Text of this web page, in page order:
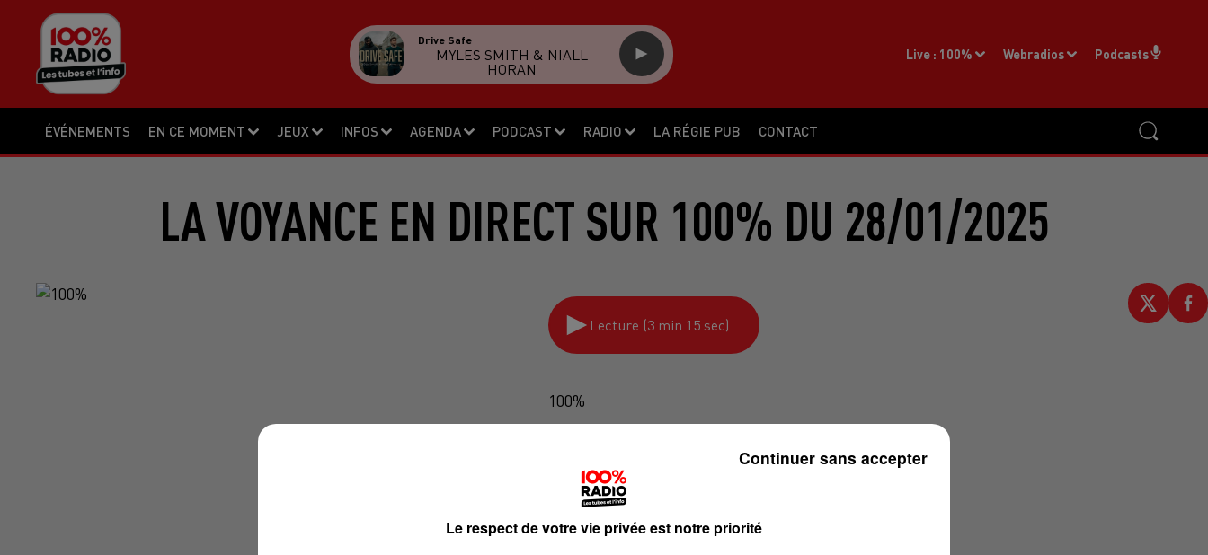
ÉVÉNEMENTS EN CE MOMENT JEUX INFOS AGENDA PODCAST RADIO LA RÉGIE PUB CONTACT
Live : 100% Webradios Podcasts
Drive Safe
MYLES SMITH & NIALL
HORAN
LA VOYANCE EN DIRECT SUR 100% DU 28/01/2025
Lecture (3 min 15 sec)
100%
Le respect de votre vie privée est notre priorité
Continuer sans accepter